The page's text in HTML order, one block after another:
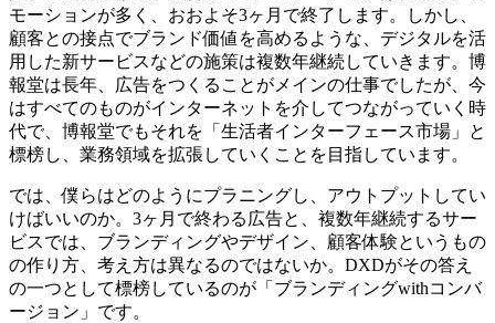
モーションが多く、おおよそ3ヶ月で終了します。しかし、
顧客との接点でブランド価値を高めるような、デジタルを活
用した新サービスなどの施策は複数年継続していきます。博
報堂は長年、広告をつくることがメインの仕事でしたが、今
はすべてのものがインターネットを介してつながっていく時
代で、博報堂でもそれを「生活者インターフェース市場」と
標榜し、業務領域を拡張していくことを目指しています。
では、僕らはどのようにプラニングし、アウトプットしてい
けばいいのか。3ヶ月で終わる広告と、複数年継続するサー
ビスでは、ブランディングやデザイン、顧客体験というもの
の作り方、考え方は異なるのではないか。DXDがその答え
の一つとして標榜しているのが「ブランディングwithコンバ
ージョン」です。